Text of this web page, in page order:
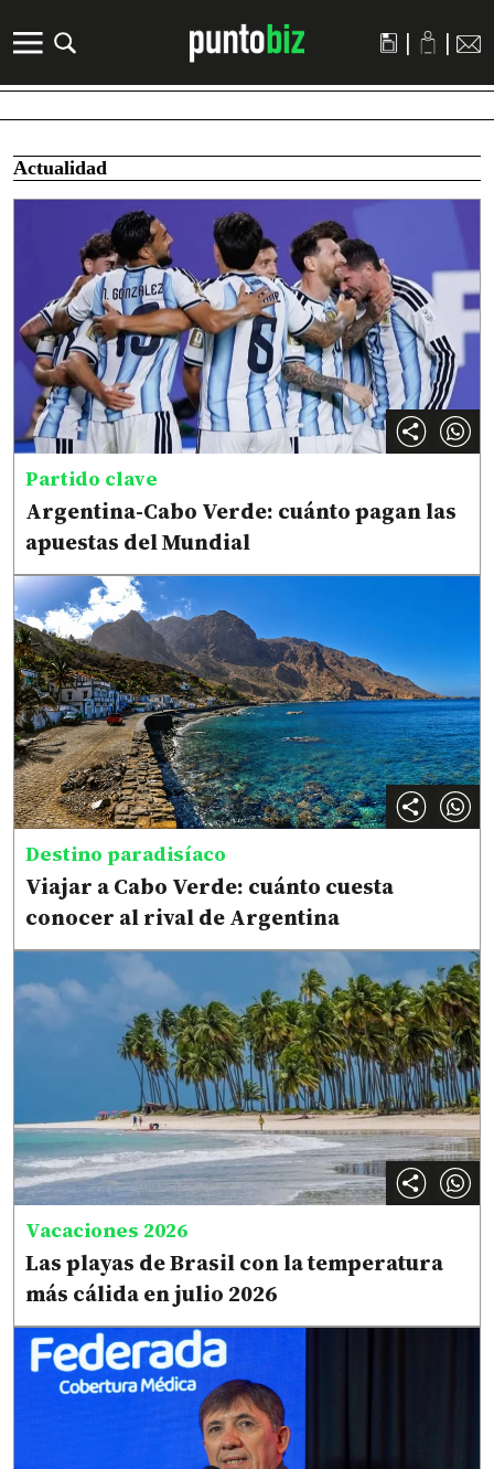
| |
Actualidad
Partido clave
Argentina-Cabo Verde: cuánto pagan las
apuestas del Mundial
Destino paradisíaco
Viajar a Cabo Verde: cuánto cuesta
conocer al rival de Argentina
Vacaciones 2026
Las playas de Brasil con la temperatura
más cálida en julio 2026